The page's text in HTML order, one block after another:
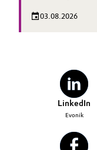
03.08.2026
LinkedIn
Evonik